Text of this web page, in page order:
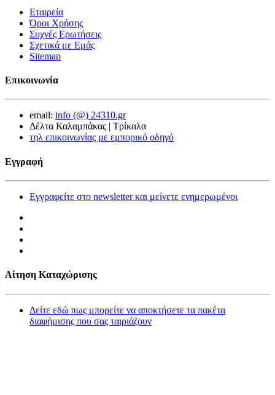
Εταιρεία
Όροι Χρήσης
Συχνές Ερωτήσεις
Σχετικά με Εμάς
Sitemap
Επικοινωνία
email: info (@) 24310.gr
Δέλτα Καλαμπάκας | Τρίκαλα
τηλ επικοινωνίας με εμπορικό οδηγό
Εγγραφή
Εγγραφείτε στο newsletter και μείνετε ενημερωμένοι
Αίτηση Καταχώρισης
Δείτε εδώ πως μπορείτε να αποκτήσετε τα πακέτα
διαφήμισης που σας ταιριάζουν